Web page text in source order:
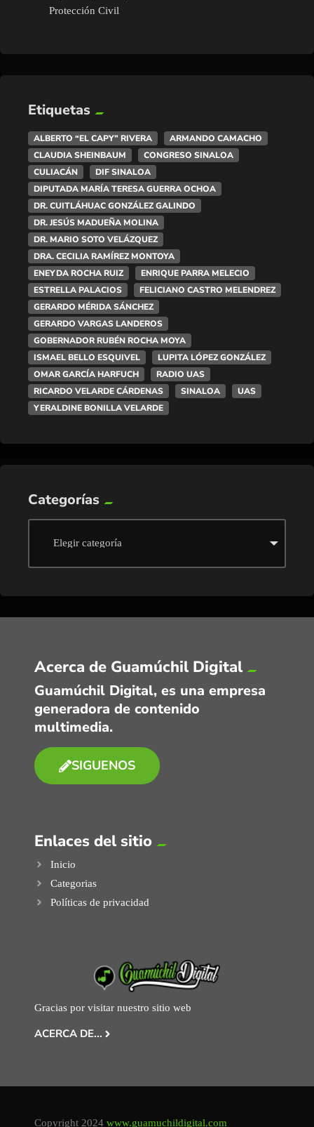
Protección Civil
Etiquetas
ALBERTO “EL CAPY” RIVERA
ARMANDO CAMACHO
CLAUDIA SHEINBAUM
CONGRESO SINALOA
CULIACÁN
DIF SINALOA
DIPUTADA MARÍA TERESA GUERRA OCHOA
DR. CUITLÁHUAC GONZÁLEZ GALINDO
DR. JESÚS MADUEÑA MOLINA
DR. MARIO SOTO VELÁZQUEZ
DRA. CECILIA RAMÍREZ MONTOYA
ENEYDA ROCHA RUIZ
ENRIQUE PARRA MELECIO
ESTRELLA PALACIOS
FELICIANO CASTRO MELENDREZ
GERARDO MÉRIDA SÁNCHEZ
GERARDO VARGAS LANDEROS
GOBERNADOR RUBÉN ROCHA MOYA
ISMAEL BELLO ESQUIVEL
LUPITA LÓPEZ GONZÁLEZ
OMAR GARCÍA HARFUCH
RADIO UAS
RICARDO VELARDE CÁRDENAS
SINALOA
UAS
YERALDINE BONILLA VELARDE
Categorías
Acerca de Guamúchil Digital
Guamúchil Digital, es una empresa
generadora de contenido
multimedia.
SIGUENOS
Enlaces del sitio
Inicio
Categorias
Políticas de privacidad
Gracias por visitar nuestro sitio web
ACERCA DE...
Copyright 2024 www.guamuchildigital.com